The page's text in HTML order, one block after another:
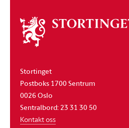
Om
stortinget
Stortinget
Postboks 1700 Sentrum
0026 Oslo
Sentralbord: 23 31 30 50
Kontakt oss